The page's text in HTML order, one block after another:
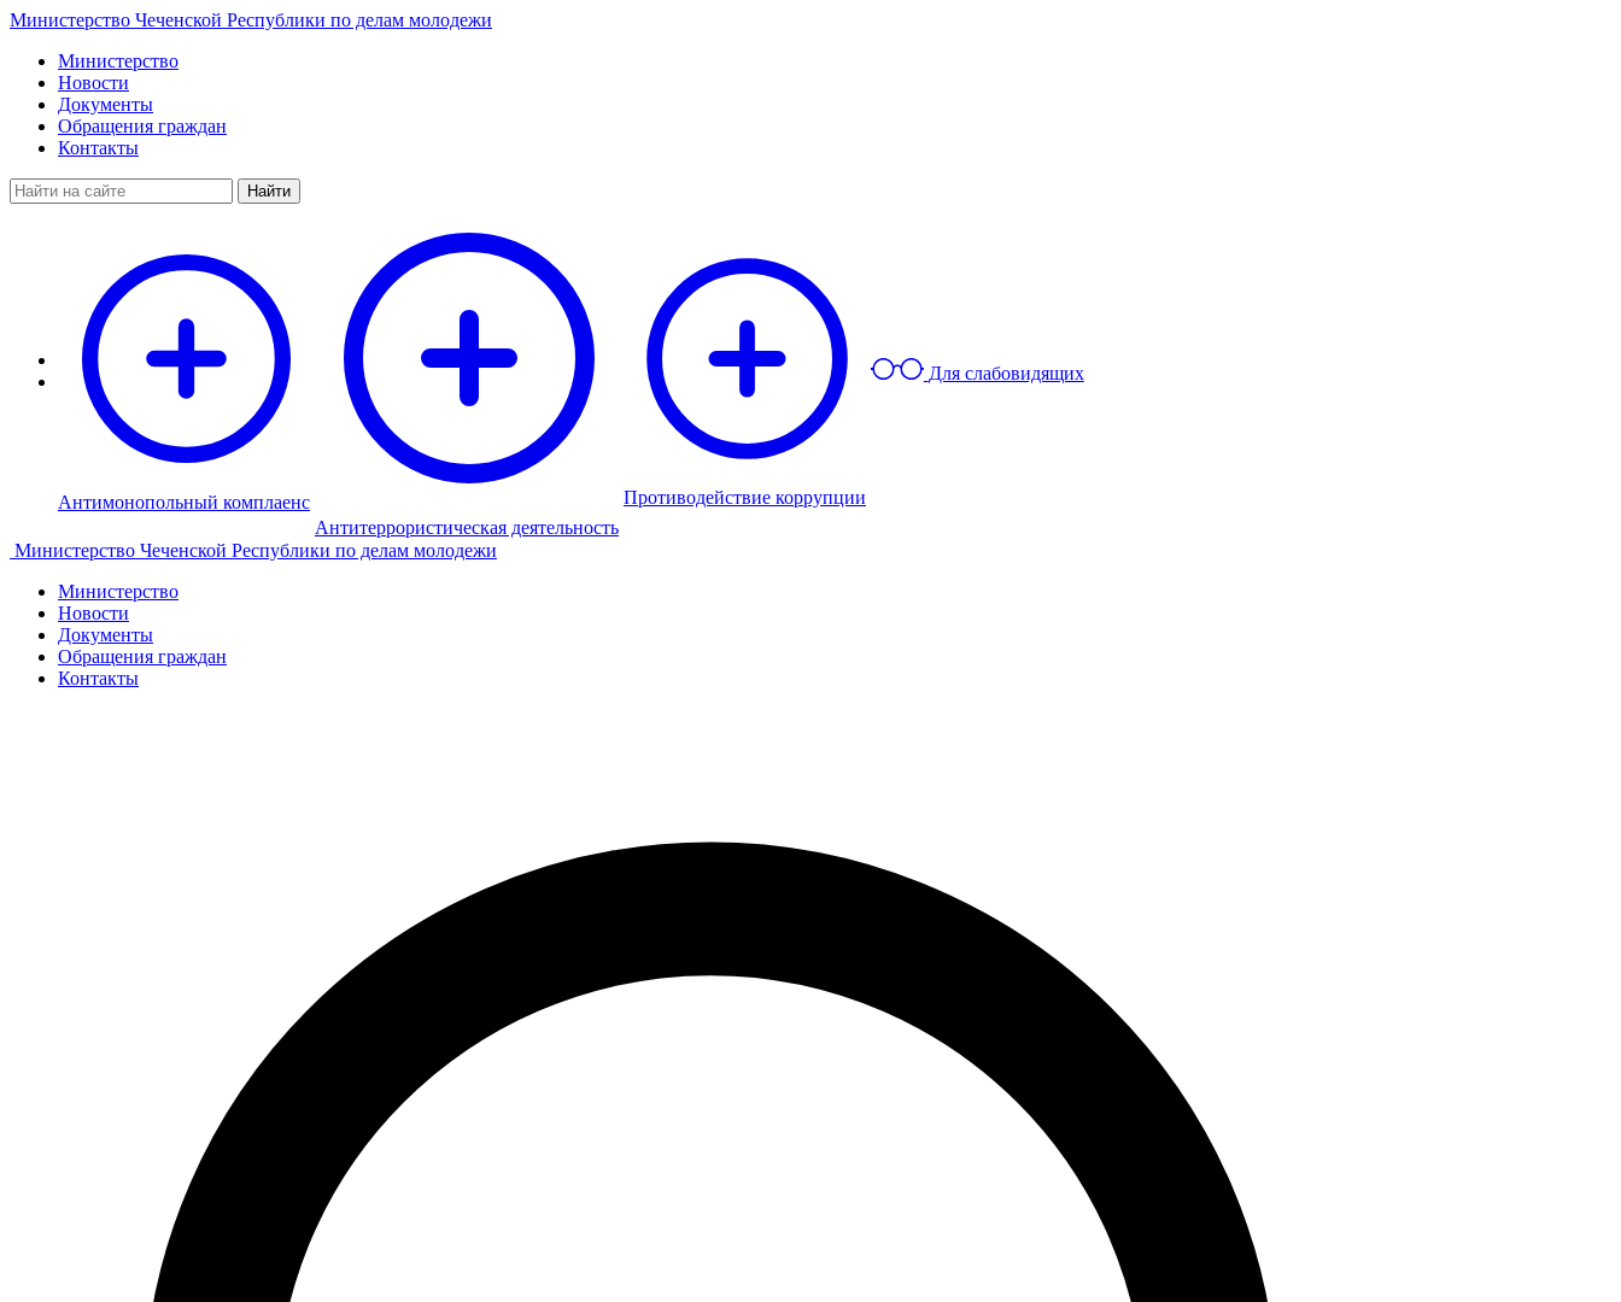
Министерство Чеченской Республики по делам молодежи
Министерство
Новости
Документы
Обращения граждан
Контакты
Найти
Антимонопольный комплаенс
Антитеррористическая деятельность
Противодействие коррупции
Для слабовидящих
Министерство Чеченской Республики по делам молодежи
Министерство
Новости
Документы
Обращения граждан
Контакты